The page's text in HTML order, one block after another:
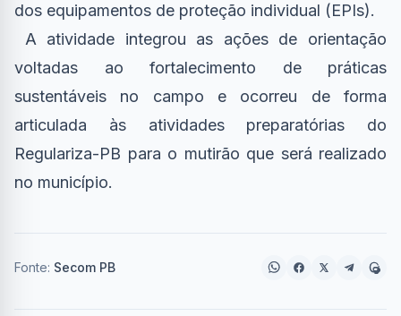
dos equipamentos de proteção individual (EPIs).
A atividade integrou as ações de orientação
voltadas ao fortalecimento de práticas
sustentáveis no campo e ocorreu de forma
articulada às atividades preparatórias do
Regulariza-PB para o mutirão que será realizado
no município.
Fonte: Secom PB